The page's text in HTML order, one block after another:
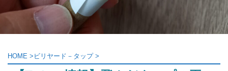
HOME > ビリヤード－タップ >